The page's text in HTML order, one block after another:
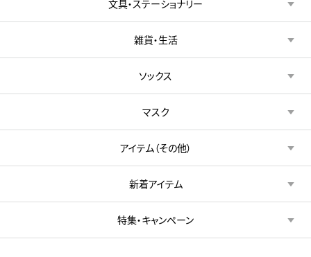
文具・ステーショナリー
雑貨・生活
ソックス
マスク
アイテム（その他）
新着アイテム
特集・キャンペーン